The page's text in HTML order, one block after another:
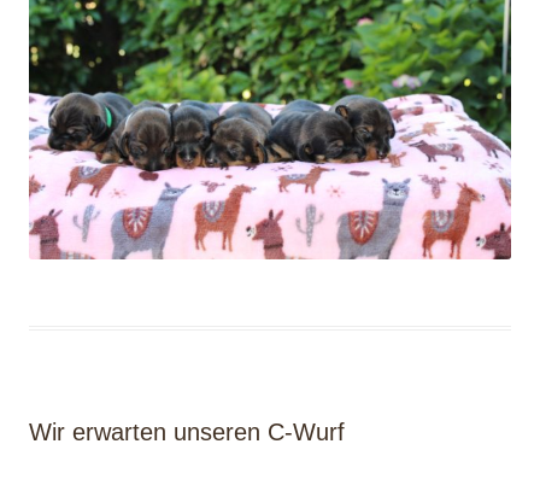
Wir erwarten unseren C-Wurf